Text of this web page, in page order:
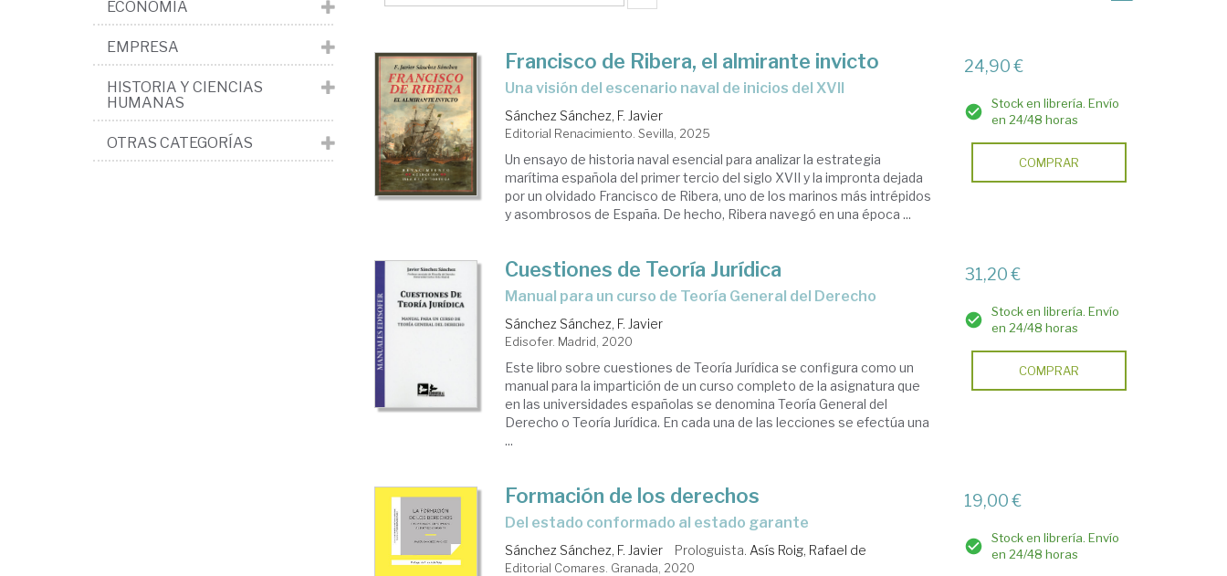
Francisco de Ribera, el almirante invicto
Una visión del escenario naval de inicios del XVII
Sánchez Sánchez, F. Javier
Editorial Renacimiento. Sevilla, 2025
Un ensayo de historia naval esencial para analizar la estrategia
marítima española del primer tercio del siglo XVII y la impronta dejada
por un olvidado Francisco de Ribera, uno de los marinos más intrépidos
y asombrosos de España. De hecho, Ribera navegó en una época ...
24,90 €
Stock en librería. Envío
en 24/48 horas
COMPRAR
Cuestiones de Teoría Jurídica
Manual para un curso de Teoría General del Derecho
Sánchez Sánchez, F. Javier
Edisofer. Madrid, 2020
Este libro sobre cuestiones de Teoría Jurídica se configura como un
manual para la impartición de un curso completo de la asignatura que
en las universidades españolas se denomina Teoría General del
Derecho o Teoría Jurídica. En cada una de las lecciones se efectúa una
...
31,20 €
Stock en librería. Envío
en 24/48 horas
COMPRAR
Formación de los derechos
del estado conformado al estado garante
Sánchez Sánchez, F. Javier Prologuista. Asís Roig, Rafael de
Editorial Comares. Granada, 2020
19,00 €
Stock en librería. Envío
en 24/48 horas
ECONOMÍA
EMPRESA
HISTORIA Y CIENCIAS
HUMANAS
OTRAS CATEGORÍAS